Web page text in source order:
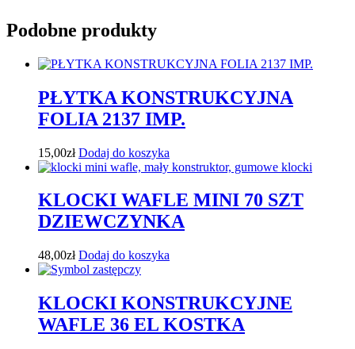
Podobne produkty
PŁYTKA KONSTRUKCYJNA
FOLIA 2137 IMP.
15,00zł Dodaj do koszyka
KLOCKI WAFLE MINI 70 SZT
DZIEWCZYNKA
48,00zł Dodaj do koszyka
KLOCKI KONSTRUKCYJNE
WAFLE 36 EL KOSTKA